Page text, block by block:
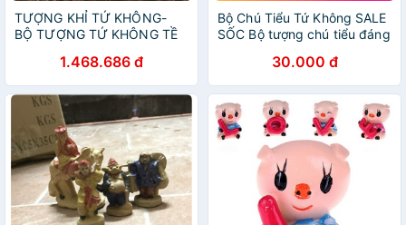
TƯỢNG KHỈ TỨ KHÔNG-
BỘ TƯỢNG TỨ KHÔNG TỀ
NGỘ KHÔNG- MỸ HẦU
VƯƠNG
1.468.686 đ
Bộ Chú Tiểu Tứ Không SALE
SỐC Bộ tượng chú tiểu đáng
30.000 đ